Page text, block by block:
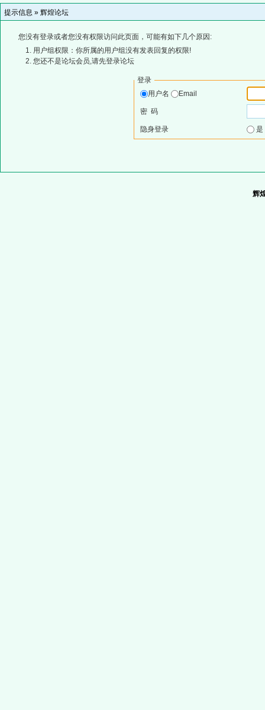
提示信息 » 辉煌论坛
您没有登录或者您没有权限访问此页面，可能有如下几个原因:
用户组权限：你所属的用户组没有发表回复的权限!
您还不是论坛会员,请先登录论坛
登录
用户名
Email
密 码
隐身登录
辉